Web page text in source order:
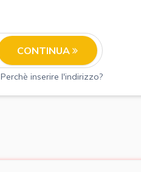
CONTINUA
Perchè inserire l'indirizzo?